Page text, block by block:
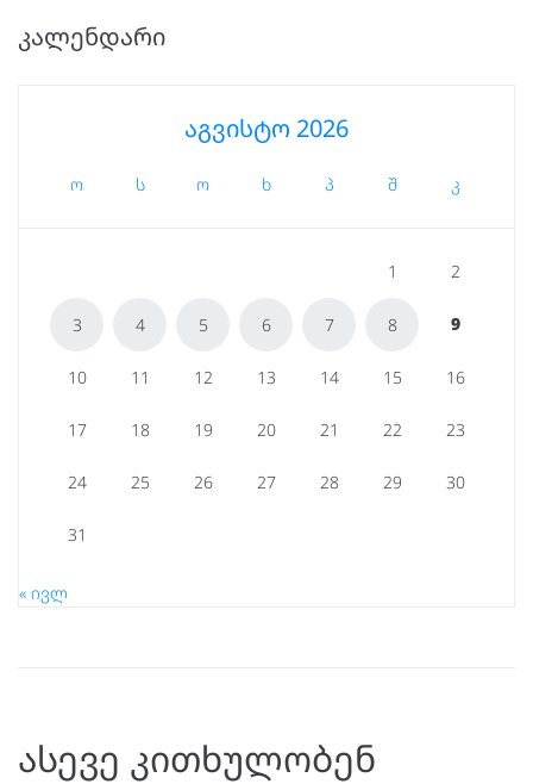
ᲙᲐᲚᲔᲜᲓᲐᲠᲘ
აგვისტო 2026
ო ს ო ხ პ შ კ
1 2
3 4 5 6 7 8 9
10 11 12 13 14 15 16
17 18 19 20 21 22 23
24 25 26 27 28 29 30
31
« ივლ
ასევე კითხულობენ